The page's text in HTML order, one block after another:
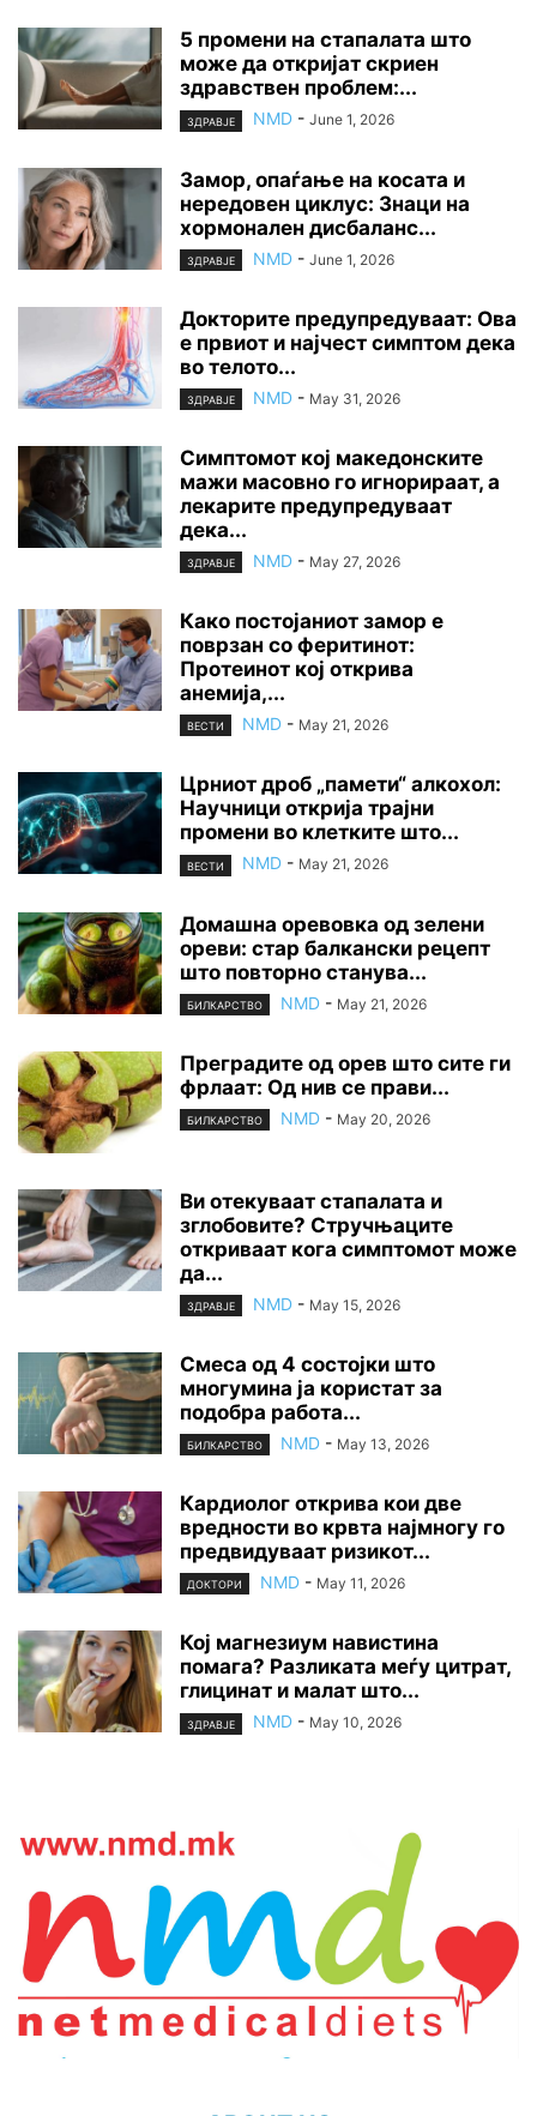
5 промени на стапалата што
може да откријат скриен
здравствен проблем:...
ЗДРАВЈЕ NMD - June 1, 2026
Замор, опаѓање на косата и
нередовен циклус: Знаци на
хормонален дисбаланс...
ЗДРАВЈЕ NMD - June 1, 2026
Докторите предупредуваат: Ова
е првиот и најчест симптом дека
во телото...
ЗДРАВЈЕ NMD - May 31, 2026
Симптомот кој македонските
мажи масовно го игнорираат, а
лекарите предупредуваат
дека...
ЗДРАВЈЕ NMD - May 27, 2026
Како постојаниот замор е
поврзан со феритинот:
Протеинот кој открива
анемија,...
ВЕСТИ NMD - May 21, 2026
Црниот дроб „памети“ алкохол:
Научници открија трајни
промени во клетките што...
ВЕСТИ NMD - May 21, 2026
Домашна оревовка од зелени
ореви: стар балкански рецепт
што повторно станува...
БИЛКАРСТВО NMD - May 21, 2026
Преградите од орев што сите ги
фрлаат: Од нив се прави...
БИЛКАРСТВО NMD - May 20, 2026
Ви отекуваат стапалата и
зглобовите? Стручњаците
откриваат кога симптомот може
да...
ЗДРАВЈЕ NMD - May 15, 2026
Смеса од 4 состојки што
многумина ја користат за
подобра работа...
БИЛКАРСТВО NMD - May 13, 2026
Кардиолог открива кои две
вредности во крвта најмногу го
предвидуваат ризикот...
ДОКТОРИ NMD - May 11, 2026
Кој магнезиум навистина
помага? Разликата меѓу цитрат,
глицинат и малат што...
ЗДРАВЈЕ NMD - May 10, 2026